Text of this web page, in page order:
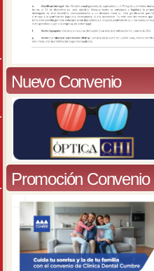
Nuevo Convenio
Promoción Convenio